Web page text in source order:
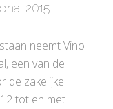
2015
neemt Vino
een van de
de zakelijke
tot en met